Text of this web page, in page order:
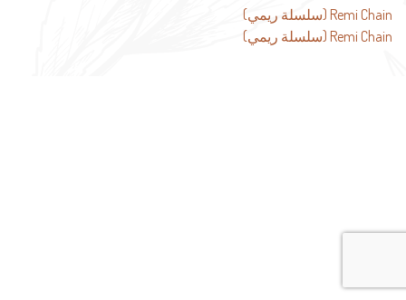
تصفّح
المقالات
Remi Chain (سلسلة ريمي)
Remi Chain (سلسلة ريمي)